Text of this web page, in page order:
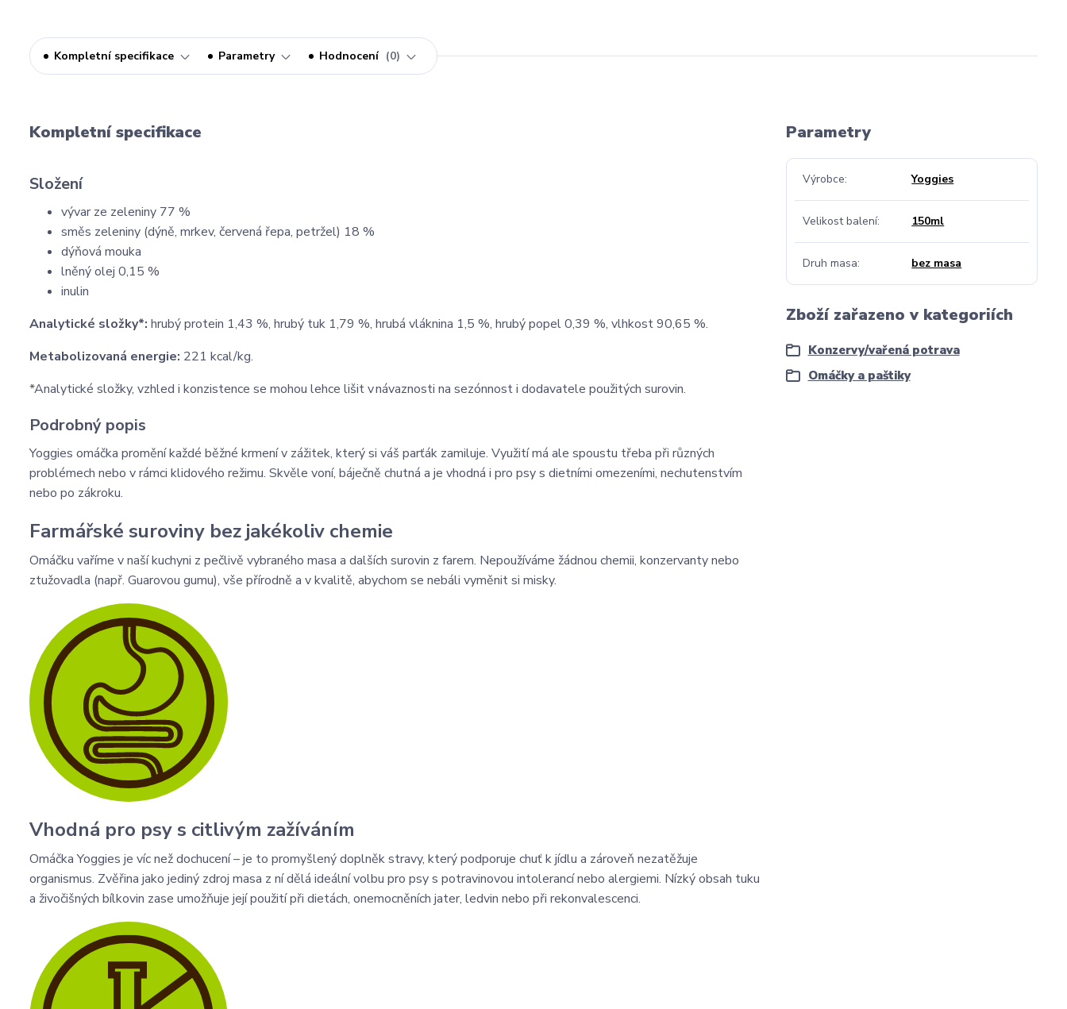
Kompletní specifikace Parametry Hodnocení 0
Kompletní specifikace
Složení
vývar ze zeleniny 77 %
směs zeleniny (dýně, mrkev, červená řepa, petržel) 18 %
dýňová mouka
lněný olej 0,15 %
inulin
Analytické složky*: hrubý protein 1,43 %, hrubý tuk 1,79 %, hrubá vláknina 1,5 %, hrubý popel 0,39 %, vlhkost 90,65 %.
Metabolizovaná energie: 221 kcal/kg.
*Analytické složky, vzhled i konzistence se mohou lehce lišit v návaznosti na sezónnost i dodavatele použitých surovin.
Podrobný popis
Yoggies omáčka promění každé běžné krmení v zážitek, který si váš parťák zamiluje. Využití má ale spoustu třeba při různých
problémech nebo v rámci klidového režimu. Skvěle voní, báječně chutná a je vhodná i pro psy s dietními omezeními, nechutenstvím
nebo po zákroku.
Farmářské suroviny bez jakékoliv chemie
Omáčku vaříme v naší kuchyni z pečlivě vybraného masa a dalších surovin z farem. Nepoužíváme žádnou chemii, konzervanty nebo
ztužovadla (např. Guarovou gumu), vše přírodně a v kvalitě, abychom se nebáli vyměnit si misky.
Vhodná pro psy s citlivým zažíváním
Omáčka Yoggies je víc než dochucení – je to promyšlený doplněk stravy, který podporuje chuť k jídlu a zároveň nezatěžuje
organismus. Zvěřina jako jediný zdroj masa z ní dělá ideální volbu pro psy s potravinovou intolerancí nebo alergiemi. Nízký obsah tuku
a živočišných bílkovin zase umožňuje její použití při dietách, onemocněních jater, ledvin nebo při rekonvalescenci.
Parametry
Výrobce Yoggies
Velikost balení 150ml
Druh masa bez masa
Zboží zařazeno v kategoriích
Konzervy/vařená potrava
Omáčky a paštiky